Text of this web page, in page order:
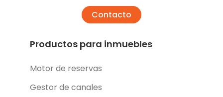
Contacto
Productos para inmuebles
Motor de reservas
Gestor de canales